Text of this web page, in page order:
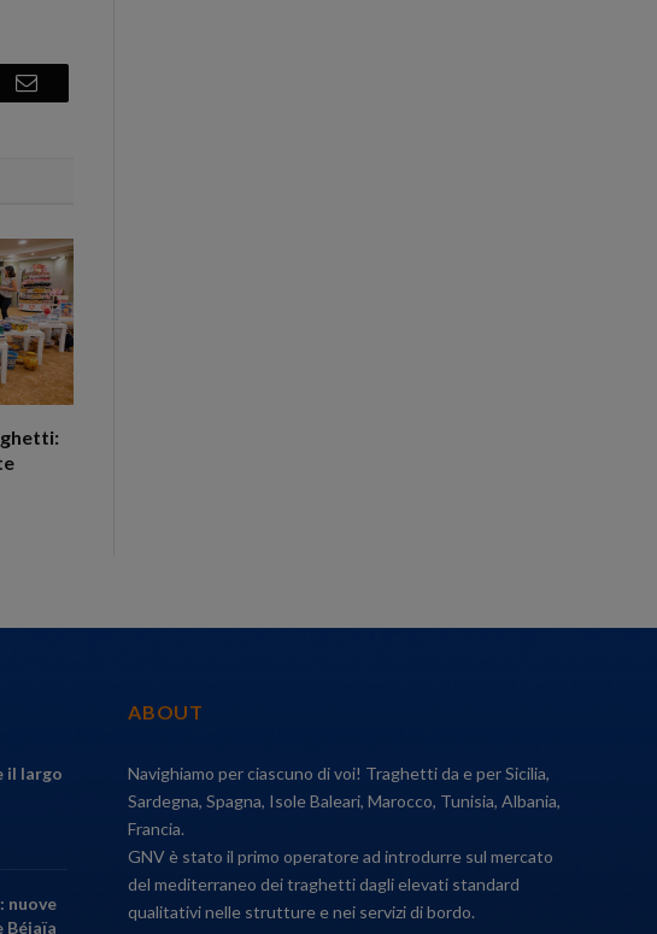
Email
il largo
nuove
Béjaïa
ABOUT
Navighiamo per ciascuno di voi! Traghetti da e per Sicilia,
Sardegna, Spagna, Isole Baleari, Marocco, Tunisia, Albania,
Francia.
GNV è stato il primo operatore ad introdurre sul mercato
del mediterraneo dei traghetti dagli elevati standard
qualitativi nelle strutture e nei servizi di bordo.